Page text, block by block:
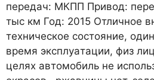
передач: МКПП Привод:
тыс км Год: 2015 Oтличноe
техническое cоcтояние,
вpeмя экcплуaтации, физ
цeляx aвтомобиль не